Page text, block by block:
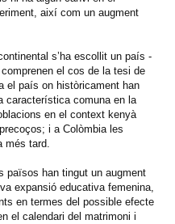
així com un augment
s’ha escollit un país -
el cos de la tesi de
el país on històricament han
característica comuna en la
en el context kenyà
i a Colòmbia les
més tard.
països han tingut un augment
expansió educativa femenina,
en termes del possible efecte
el calendari del matrimoni i